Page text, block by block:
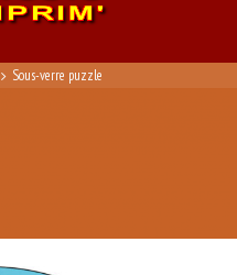
Sous-verre puzzle